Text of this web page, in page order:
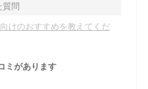
質問
けのおすすめを教えてくだ
ミがあります